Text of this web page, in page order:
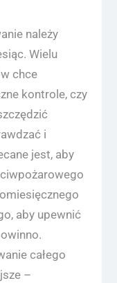
należy
Wielu
chce
kontrole, czy
i
jest, aby
aby upewnić
całego
–